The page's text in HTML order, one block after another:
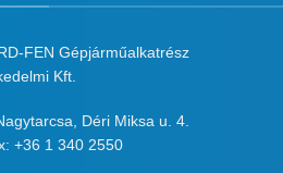
FEN Gépjárműalkatrész
Kft.
Déri Miksa u. 4.
+36 1 340 2550